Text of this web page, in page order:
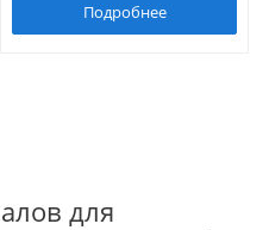
Подробнее
для